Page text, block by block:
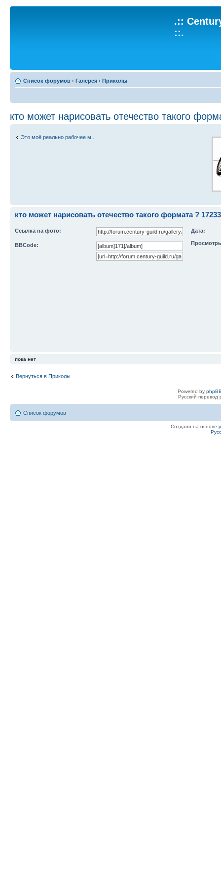
.::
::.
Список форумов ‹ Галерея ‹ Приколы
кто может нарисовать отечество такого
Это моё реально рабочее м...
кто может нарисовать отечество такого формата ?
Дата:
Ссылка на фото:
BBCode:
пока нет
Вернуться в Приколы
Powered by
Русский
Список форумов
Создано на основе